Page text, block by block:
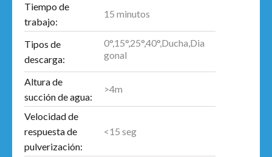
Tiempo de
trabajo:
15 minutos
Tipos de
descarga:
0°,15°,25°,40°,Ducha,Dia
gonal
Altura de
succión de agua:
>4m
Velocidad de
respuesta de
pulverización:
<15 seg